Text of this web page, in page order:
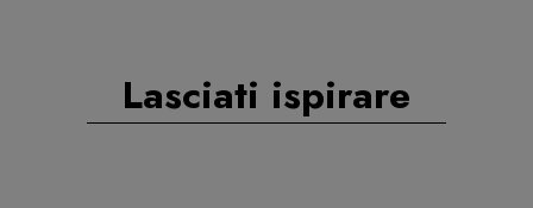
Lasciati ispirare